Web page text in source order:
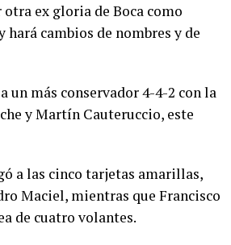
ex gloria de Boca como
cambios de nombres y de
un más conservador 4-4-2 con la
y Martín Cauteruccio, este
a las cinco tarjetas amarillas,
Maciel, mientras que Francisco
de cuatro volantes.